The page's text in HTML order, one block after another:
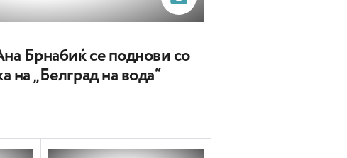
Брнабиќ се поднови со
на „Белград на вода“